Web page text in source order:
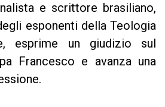
e scrittore brasiliano,
esponenti della Teologia
esprime un giudizio sul
Francesco e avanza una